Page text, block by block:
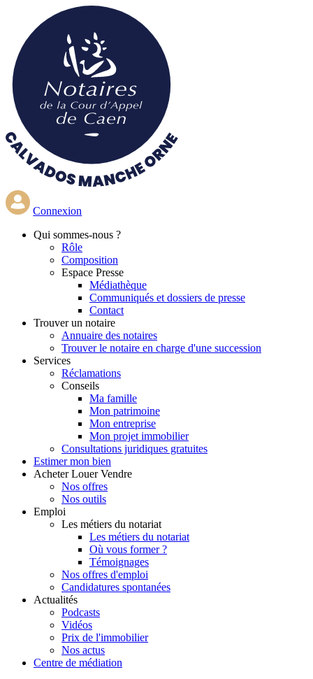
contenu
principal
Connexion
Qui sommes-nous ?
Rôle
Composition
Espace Presse
Médiathèque
Communiqués et dossiers de presse
Contact
Trouver un notaire
Annuaire des notaires
Trouver le notaire en charge d'une succession
Services
Réclamations
Conseils
Ma famille
Mon patrimoine
Mon entreprise
Mon projet immobilier
Consultations juridiques gratuites
Estimer mon bien
Acheter Louer Vendre
Nos offres
Nos outils
Emploi
Les métiers du notariat
Les métiers du notariat
Où vous former ?
Témoignages
Nos offres d'emploi
Candidatures spontanées
Actualités
Podcasts
Vidéos
Prix de l'immobilier
Nos actus
Centre de médiation